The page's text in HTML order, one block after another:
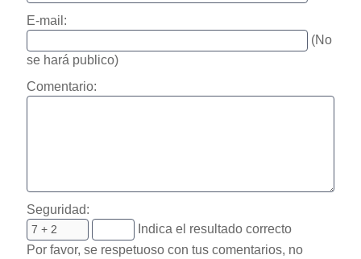
E-mail:
(No
se hará publico)
Comentario:
Seguridad:
Indica el resultado correcto
Por favor, se respetuoso con tus comentarios, no